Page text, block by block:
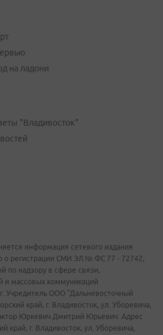
на ладони
"Владивосток"
информация сетевого издания
о регистрации СМИ ЭЛ № ФС 77 - 72742,
по надзору в сфере связи,
и массовых коммуникаций
Учредитель ООО "Дальневосточный
край, г. Владивосток, ул. Уборевича,
Юркевич Дмитрий Юрьевич. Адрес
край, г. Владивосток, ул. Уборевича,